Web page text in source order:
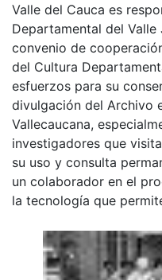
Valle del Cauca es
Departamental del
convenio de
del Cultura
esfuerzos para su
divulgación del Archivo
Vallecaucana,
investigadores que
su uso y consulta
un colaborador en el
la tecnología que